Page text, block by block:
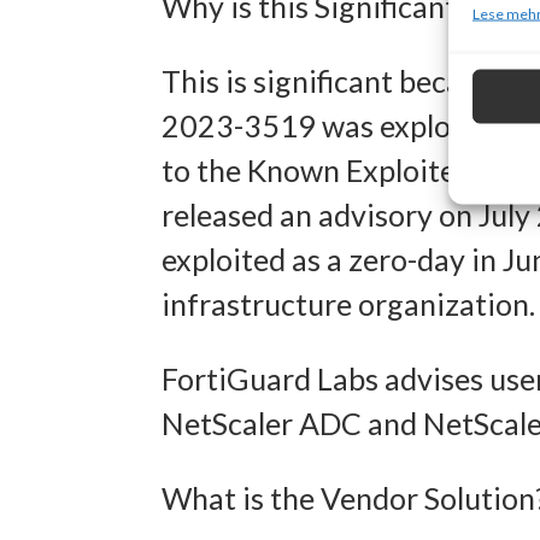
Lese
This is significant because
2023-3519 was exploited in
to the Known Exploited
released an advisory on
exploited as a zero-day in
infrastructure organization.
FortiGuard Labs advises
NetScaler ADC and
What is the Vendor